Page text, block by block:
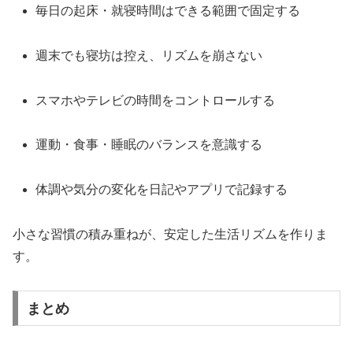
毎日の起床・就寝時間はできる範囲で固定する
週末でも寝坊は控え、リズムを崩さない
スマホやテレビの時間をコントロールする
運動・食事・睡眠のバランスを意識する
体調や気分の変化を日記やアプリで記録する
小さな習慣の積み重ねが、安定した生活リズムを作りま
す。
まとめ